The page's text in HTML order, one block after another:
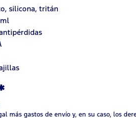
silicona, tritán
más gastos de envío y, en su caso, los